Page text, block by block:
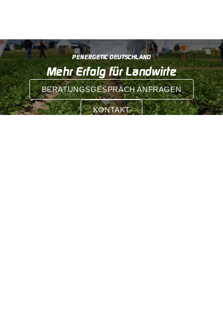
PENERGETIC DEUTSCHLAND
Mehr Erfolg für Landwirte
BERATUNGSGESPRÄCH ANFRAGEN
KONTAKT